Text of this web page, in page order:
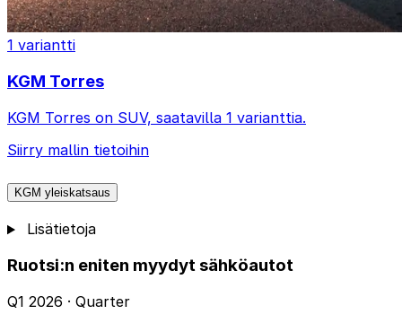
1 variantti
KGM Torres
KGM Torres on SUV, saatavilla 1 varianttia.
Siirry mallin tietoihin
KGM yleiskatsaus
Lisätietoja
Ruotsi:n eniten myydyt sähköautot
Q1 2026 · Quarter